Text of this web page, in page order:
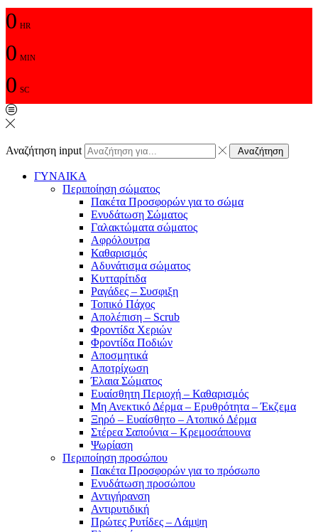
0 HR
0 MIN
0 SC
Αναζήτηση input Αναζήτηση
ΓΥΝΑΙΚΑ
Περιποίηση σώματος
Πακέτα Προσφορών για το σώμα
Ενυδάτωση Σώματος
Γαλακτώματα σώματος
Αφρόλουτρα
Καθαρισμός
Αδυνάτισμα σώματος
Κυτταρίτιδα
Ραγάδες – Συσφιξη
Τοπικό Πάχος
Απολέπιση – Scrub
Φροντίδα Χεριών
Φροντίδα Ποδιών
Αποσμητικά
Αποτρίχωση
Έλαια Σώματος
Ευαίσθητη Περιοχή – Καθαρισμός
Μη Ανεκτικό Δέρμα – Ερυθρότητα – Έκζεμα
Ξηρό – Ευαίσθητο – Ατοπικό Δέρμα
Στέρεα Σαπούνια – Κρεμοσάπουνα
Ψωρίαση
Περιποίηση προσώπου
Πακέτα Προσφορών για το πρόσωπο
Ενυδάτωση προσώπου
Αντιγήρανση
Αντιρυτιδική
Πρώτες Ρυτίδες – Λάμψη